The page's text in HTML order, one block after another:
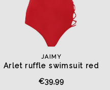
JAIMY
Arlet ruffle swimsuit red
€39,99